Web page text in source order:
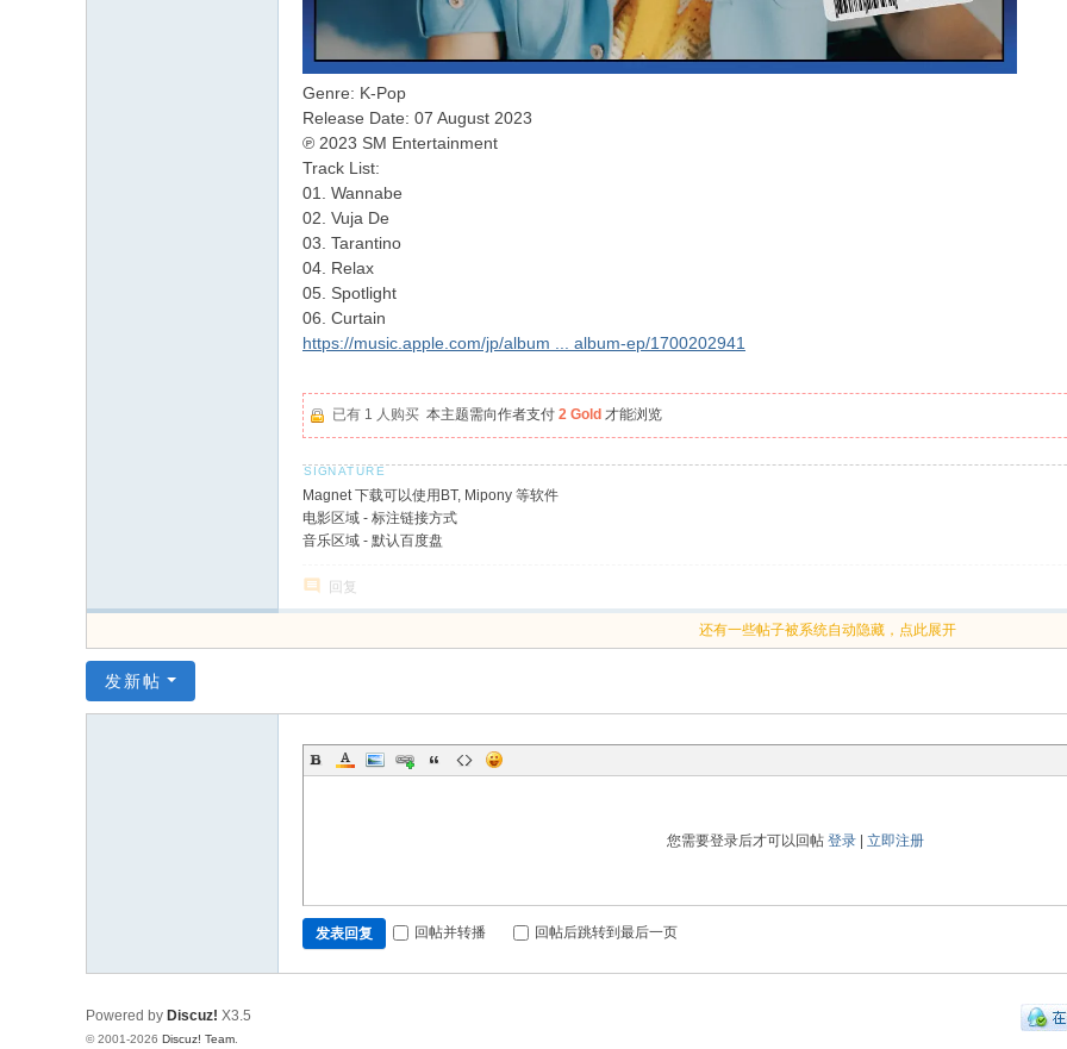
Genre: K-Pop
Release Date: 07 August 2023
℗ 2023 SM Entertainment
Track List:
01. Wannabe
02. Vuja De
03. Tarantino
04. Relax
05. Spotlight
06. Curtain
https://music.apple.com/jp/album ... album-ep/1700202941
已有 1 人购买 本主题需向作者支付 2 Gold 才能浏览
Magnet 下载可以使用BT, Mipony 等软件
电影区域 - 标注链接方式
音乐区域 - 默认百度盘
回复
还有一些帖子被系统自动隐藏，点此展开
发新帖
您需要登录后才可以回帖 登录| 立即注册
发表回复 回帖并转播 回帖后跳转到最后一页
Powered by Discuz! X3.5
© 2001-2026 Discuz! Team